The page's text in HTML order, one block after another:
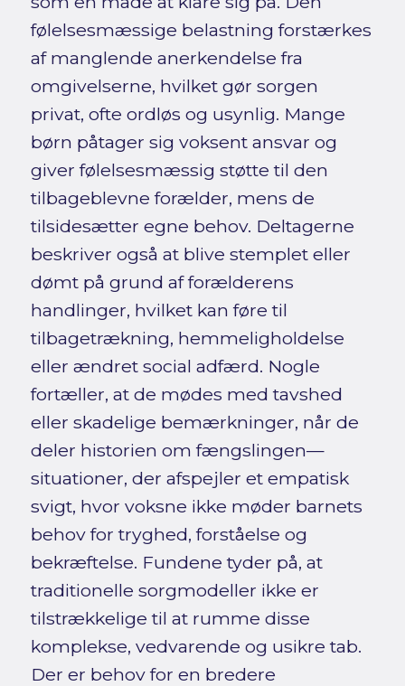
følelsesmæssige belastning forstærkes
af manglende anerkendelse fra
omgivelserne, hvilket gør sorgen
privat, ofte ordløs og usynlig. Mange
børn påtager sig voksent ansvar og
giver følelsesmæssig støtte til den
tilbageblevne forælder, mens de
tilsidesætter egne behov. Deltagerne
beskriver også at blive stemplet eller
dømt på grund af forælderens
handlinger, hvilket kan føre til
tilbagetrækning, hemmeligholdelse
eller ændret social adfærd. Nogle
fortæller, at de mødes med tavshed
eller skadelige bemærkninger, når de
deler historien om fængslingen—
situationer, der afspejler et empatisk
svigt, hvor voksne ikke møder barnets
behov for tryghed, forståelse og
bekræftelse. Fundene tyder på, at
traditionelle sorgmodeller ikke er
tilstrækkelige til at rumme disse
komplekse, vedvarende og usikre tab.
Der er behov for en bredere